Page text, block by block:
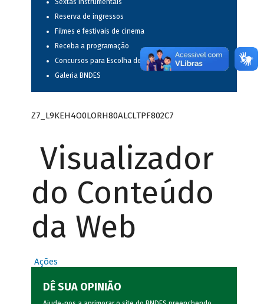
Sextas instrumentais
Reserva de ingressos
Filmes e festivais de cinema
Receba a programação
Concursos para Escolha de Espetáculos Musicais
Galeria BNDES
Z7_L9KEH4O0LORH80ALCLTPF802C7
Visualizador
do Conteúdo
da Web
Ações
DÊ SUA OPINIÃO